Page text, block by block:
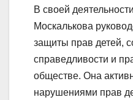
В своей
Москалькова
защиты прав детей,
справедливости и
обществе. Она
нарушениями прав